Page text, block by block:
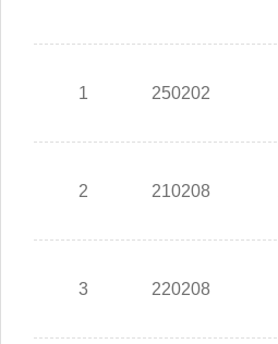
1 250202
2 210208
3 220208